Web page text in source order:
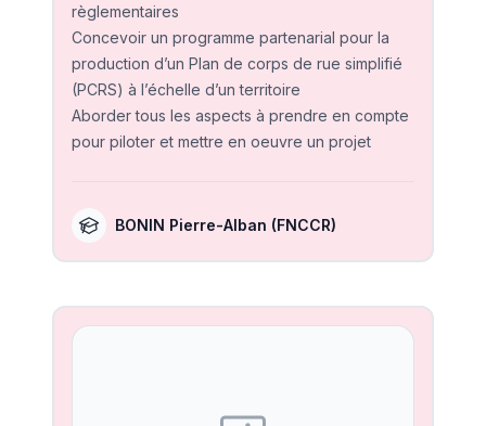
règlementaires
Concevoir un programme partenarial pour la
production d’un Plan de corps de rue simplifié
(PCRS) à l’échelle d’un territoire
Aborder tous les aspects à prendre en compte
pour piloter et mettre en oeuvre un projet
BONIN Pierre-Alban (FNCCR)